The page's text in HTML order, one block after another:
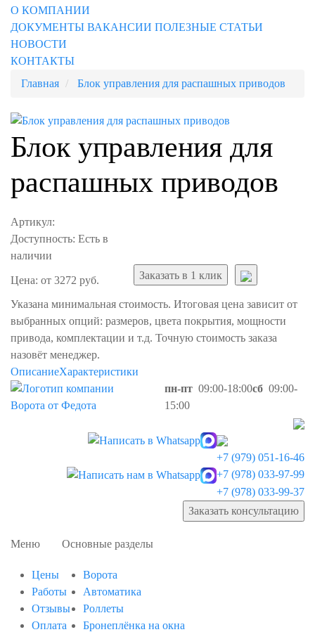
О КОМПАНИИ
ДОКУМЕНТЫ ВАКАНСИИ ПОЛЕЗНЫЕ СТАТЬИ
НОВОСТИ
КОНТАКТЫ
Главная
Блок управления для распашных приводов
Блок управления для
распашных приводов
Артикул:
Доступность: Есть в
наличии
Цена: от 3272 руб. Заказать в 1 клик
Указана минимальная стоимость. Итоговая цена зависит от
выбранных опций: размеров, цвета покрытия, мощности
привода, комплектации и т.д. Точную стоимость заказа
назовёт менеджер.
ОписаниеХарактеристики
пн-пт 09:00-18:00сб 09:00-
15:00
+7 (979) 051-16-46
+7 (978) 033-97-99
+7 (978) 033-99-37
Заказать консультацию
Меню
Цены
Работы
Отзывы
Оплата
Основные разделы
Ворота
Автоматика
Роллеты
Бронеплёнка на окна